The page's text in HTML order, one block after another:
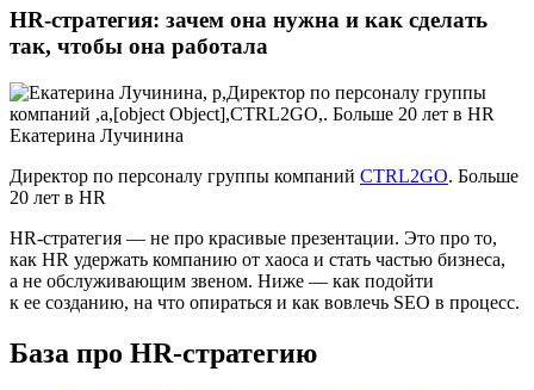
HR‑стратегия: зачем она нужна и как сделать
так, чтобы она работала
Екатерина Лучинина
Директор по персоналу группы компаний CTRL2GO. Больше
20 лет в HR
HR‑стратегия — не про красивые презентации. Это про то,
как HR удержать компанию от хаоса и стать частью бизнеса,
а не обслуживающим звеном. Ниже — как подойти
к ее созданию, на что опираться и как вовлечь SEO в процесс.
База про HR‑стратегию